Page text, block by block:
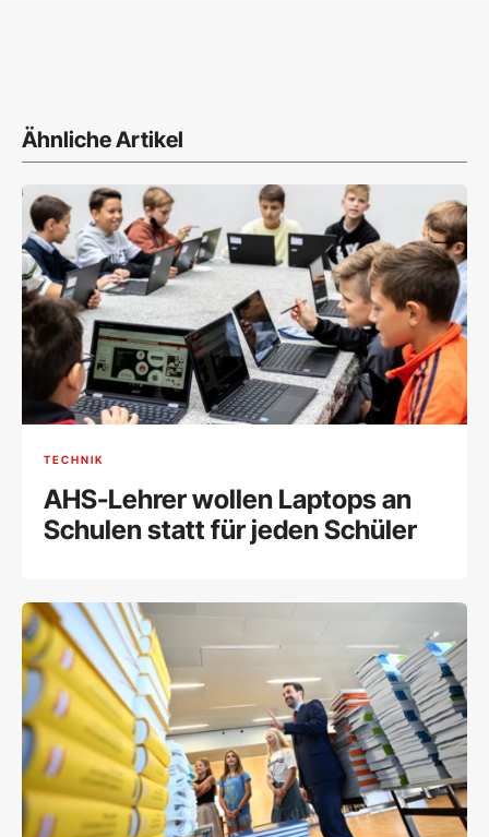
Ähnliche Artikel
TECHNIK
AHS-Lehrer wollen Laptops an
Schulen statt für jeden Schüler